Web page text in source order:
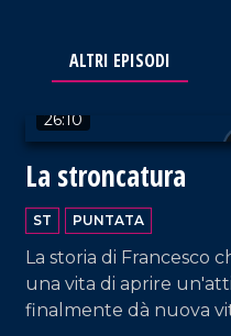
ALTRI EPISODI
26:10
La stroncatura
ST PUNTATA
La storia di Francesco
una vita di aprire
finalmente dà nuova
VAI AL TITOLO
VAI AL TITOLO